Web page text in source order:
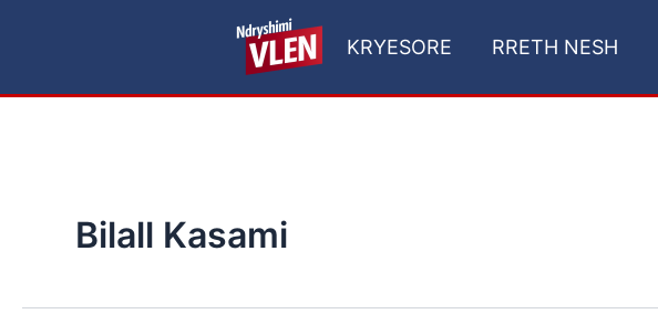
KRYESORE RRETH NESH
Bilall Kasami